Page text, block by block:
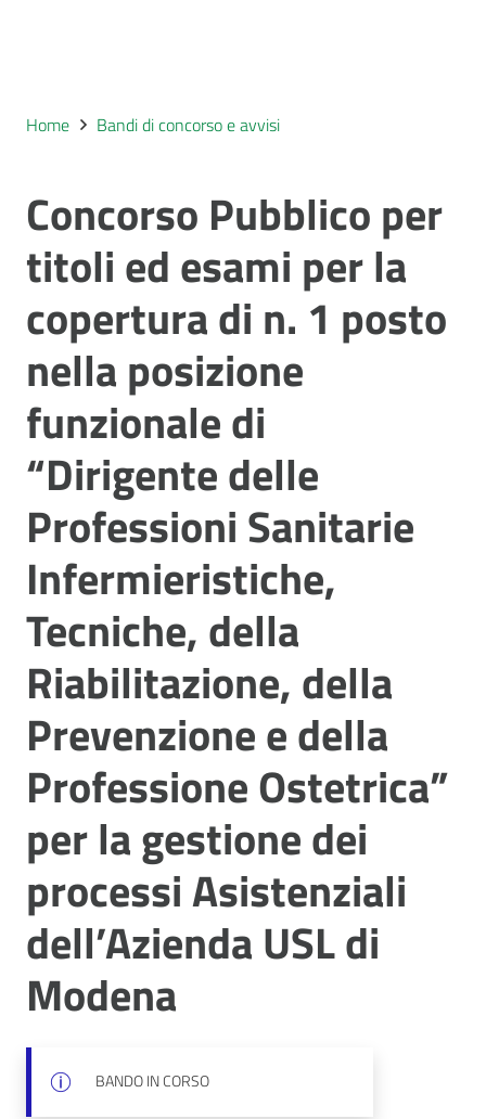
Home Bandi di concorso e avvisi
Concorso Pubblico per
titoli ed esami per la
copertura di n. 1 posto
nella posizione
funzionale di
“Dirigente delle
Professioni Sanitarie
Infermieristiche,
Tecniche, della
Riabilitazione, della
Prevenzione e della
Professione Ostetrica”
per la gestione dei
processi Asistenziali
dell’Azienda USL di
Modena
BANDO IN CORSO